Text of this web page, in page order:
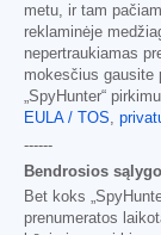
metu, ir tam
reklaminėje
nepertraukiamas
mokesčius gausite
„SpyHunter“
EULA / TOS,
------
Bendrosios
Bet koks
prenumeratos